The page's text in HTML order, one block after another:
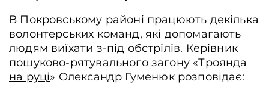
В Покровському районі працюють декілька
волонтерських команд, які допомагають
людям виїхати з-під обстрілів. Керівник
пошуково-рятувального загону «Троянда
на руці» Олександр Гуменюк розповідає: